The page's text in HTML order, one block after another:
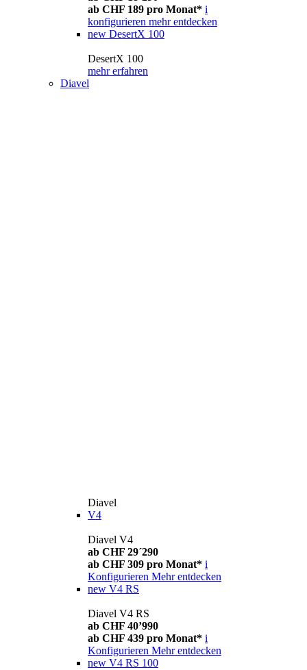
ab CHF 189 pro Monat* i
konfigurieren mehr entdecken
new DesertX 100
DesertX 100
mehr erfahren
Diavel
Diavel
V4
Diavel V4
ab CHF 29´290
ab CHF 309 pro Monat* i
Konfigurieren Mehr entdecken
new V4 RS
Diavel V4 RS
ab CHF 40’990
ab CHF 439 pro Monat* i
Konfigurieren Mehr entdecken
new V4 RS 100